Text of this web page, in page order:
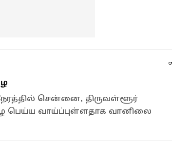
சென்னை, திருவள்ளூர்
பெய்ய வாய்ப்புள்ளதாக வானிலை